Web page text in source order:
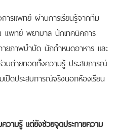
ารแพทย์ ผ่านการเรียนรู้จากทีม
แพทย์ พยาบาล นักเทคนิคการ
ยภาพบำบัด นักกำหนดอาหาร และ
มถ่ายทอดทั้งความรู้ ประสบการณ์
ปิดประสบการณ์จริงนอกห้องเรียน
วามรู้ แต่ยังช่วยจุดประกายความ